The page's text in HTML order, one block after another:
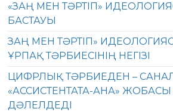
«ЗАҢ МЕН ТӘРТІП»
БАСТАУЫ
ЗАҢ МЕН ТӘРТІП»
ҰРПАҚ ТӘРБИЕСІНІҢ НЕГІЗІ
ЦИФРЛЫҚ ТӘРБИЕДЕН –
«АССИСТЕНТАТА-АНА» ЖОБАСЫ
ДӘЛЕЛДЕДІ